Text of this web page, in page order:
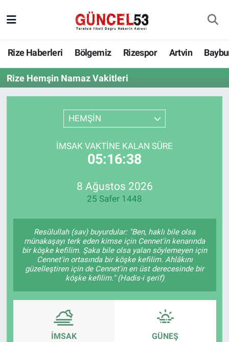
Rize Haberleri Bölgemiz Rizespor Artvin
Rize Hemşin Namaz Vakitleri
HEMŞİN
İMSAK VAKTINE KALAN SÜRE
05:16:38
8 Ağustos 2026
25 Safer 1448
Resûlullah (sav) buyurdular: "Ben, haklı bile olsa
münakaşayı terk eden kimse için Cennet'in kenarında
bir köşke kefilim. Şaka bile olsa yalan söylemeyen için
Cennet'in ortasında bir köşke kefilim. Ahlâkını
güzelleştiren için de Cennet'in en üst derecesinde bir
köşke kefilim." (Hadis-i şerif)
İMSAK GÜNEŞ